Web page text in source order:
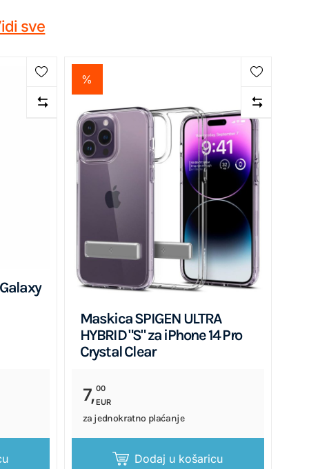
sve
%
Maskica SPIGEN ULTRA
HYBRID "S" za iPhone 14 Pro
Crystal Clear
7,00
EUR
za jednokratno plaćanje
Dodaj u košaricu